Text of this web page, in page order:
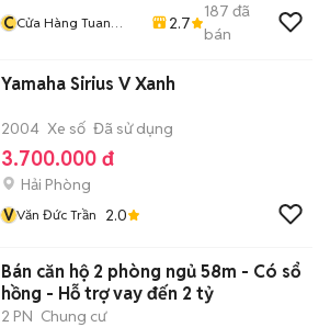
CCửa Hàng Tuan
2.7
187 đã
bán
Yamaha Sirius V Xanh
2004 Xe số Đã sử dụng
3.700.000 đ
Hải Phòng
VVăn Đức Trần 2.0
Bán căn hộ 2 phòng ngủ 58m - Có sổ
hồng - Hỗ trợ vay đến 2 tỷ
2 PN Chung cư